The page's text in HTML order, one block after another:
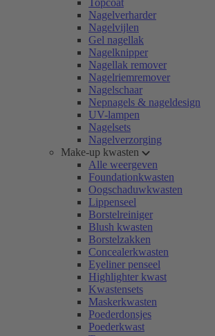
Topcoat
Nagelverharder
Nagelvijlen
Gel nagellak
Nagelknipper
Nagellak remover
Nagelriemremover
Nagelschaar
Nepnagels & nageldesign
UV-lampen
Nagelsets
Nagelverzorging
Make-up kwasten
Alle weergeven
Foundationkwasten
Oogschaduwkwasten
Lippenseel
Borstelreiniger
Blush kwasten
Borstelzakken
Concealerkwasten
Eyeliner penseel
Highlighter kwast
Kwastensets
Maskerkwasten
Poederdonsjes
Poederkwast